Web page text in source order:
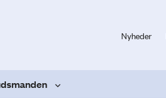
Nyheder